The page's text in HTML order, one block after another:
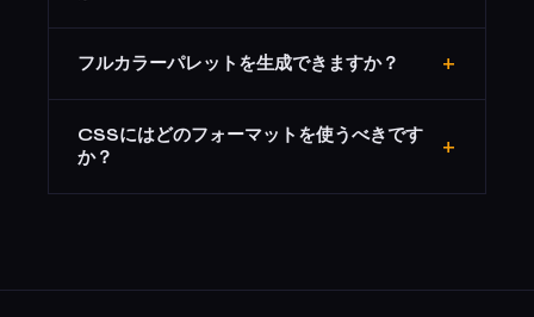
色を生成します。暖色は赤/黄色チャネルをブースト、寒
度のチャネルスパイクを生成します。
フルカラーパレットを生成できますか？ +
ックして値を記録し、マルチカラーパレットを構築してく
ださい。
CSSにはどのフォーマットを使うべきです
か？
+